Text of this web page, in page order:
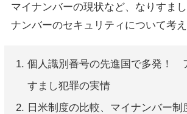
マイナンバーの現状など、なりすま
ナンバーのセキュリティについて考え
個人識別番号の先進国で多発！
すまし犯罪の実情
日米制度の比較、マイナンバー制